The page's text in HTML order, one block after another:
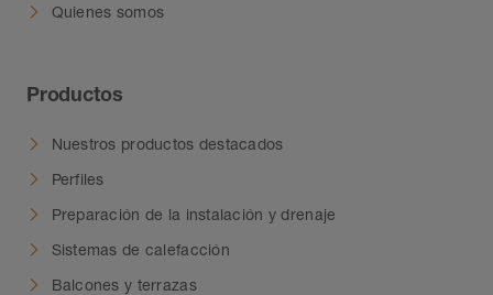
Quienes somos
Productos
Nuestros productos destacados
Perfiles
Preparación de la instalación y drenaje
Sistemas de calefacción
Balcones y terrazas